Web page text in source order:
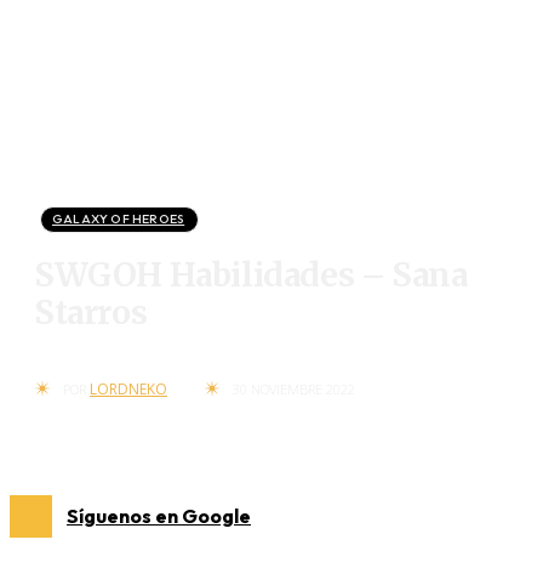
GALAXY OF HEROES
LORDNEKO
Síguenos en Google